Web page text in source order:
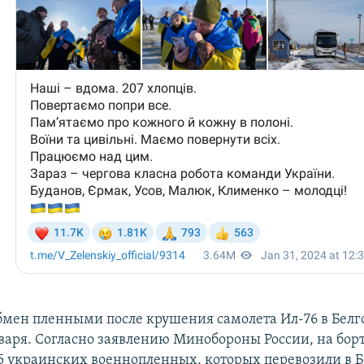
пленными после крушения самолета Ил-76 в
Согласно заявлению Минобороны России, на
украинских военнопленных, которых перевозили в